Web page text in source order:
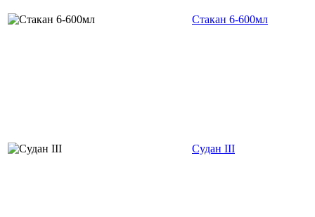
Стакан 6-600мл
Судан III